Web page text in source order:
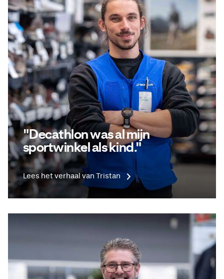
"Decathlon was al mijn
sportwinkel als kind."
Lees het verhaal van Tristan